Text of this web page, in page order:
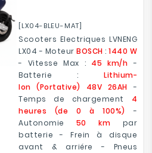
[LX04-BLEU-MAT]
Scooters Electriques LVNENG
LX04 - Moteur BOSCH : 1440 W
- Vitesse Max : 45 km/h -
Batterie : Lithium-
Ion (Portative) 48V 26AH -
Temps de chargement 4
heures (de 0 à 100%)
-
Autonomie 50 km par
batterie - Frein à disque
avant & arriére - Pneus